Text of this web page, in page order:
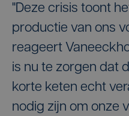
"Deze crisis toont
productie van ons
reageert
is nu te zorgen dat
korte keten echt
nodig zijn om onze